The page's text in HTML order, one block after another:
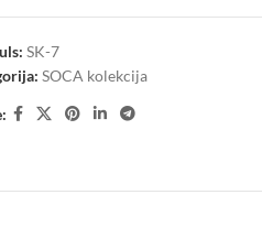
SK-7
SOCA kolekcija